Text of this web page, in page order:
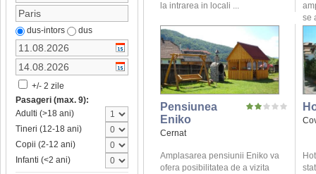
dus-intors dus
+/- 2 zile
Pasageri (max. 9):
Adulti (>18 ani)
Tineri (12-18 ani)
Copii (2-12 ani)
Infanti (<2 ani)
la intrarea in locali ...
se
Pensiunea
Eniko
Cernat
Amplasarea pensiunii Eniko va
ofera posibilitatea de a vizita